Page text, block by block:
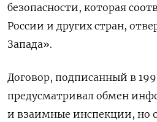
безопасности, которая
России и других стран,
Запада».
Договор, подписанный в
предусматривал обмен
и взаимные инспекции, но